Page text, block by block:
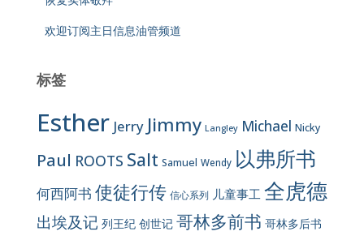
欢迎订阅主日信息油管频道
标签
Esther Jerry Jimmy Langley Michael Nicky
Paul ROOTS Salt Samuel Wendy 以弗所书
何西阿书 使徒行传 信心系列 儿童事工 全虎德
出埃及记 列王纪 创世记 哥林多前书 哥林多后书